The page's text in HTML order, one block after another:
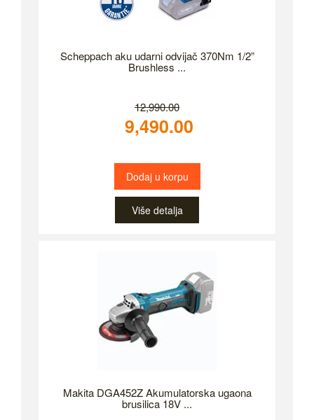
Scheppach aku udarni odvijač 370Nm 1/2”
Brushless ...
12,990.00
9,490.00
Dodaj u korpu
Više detalja
Makita DGA452Z Akumulatorska ugaona
brusilica 18V ...